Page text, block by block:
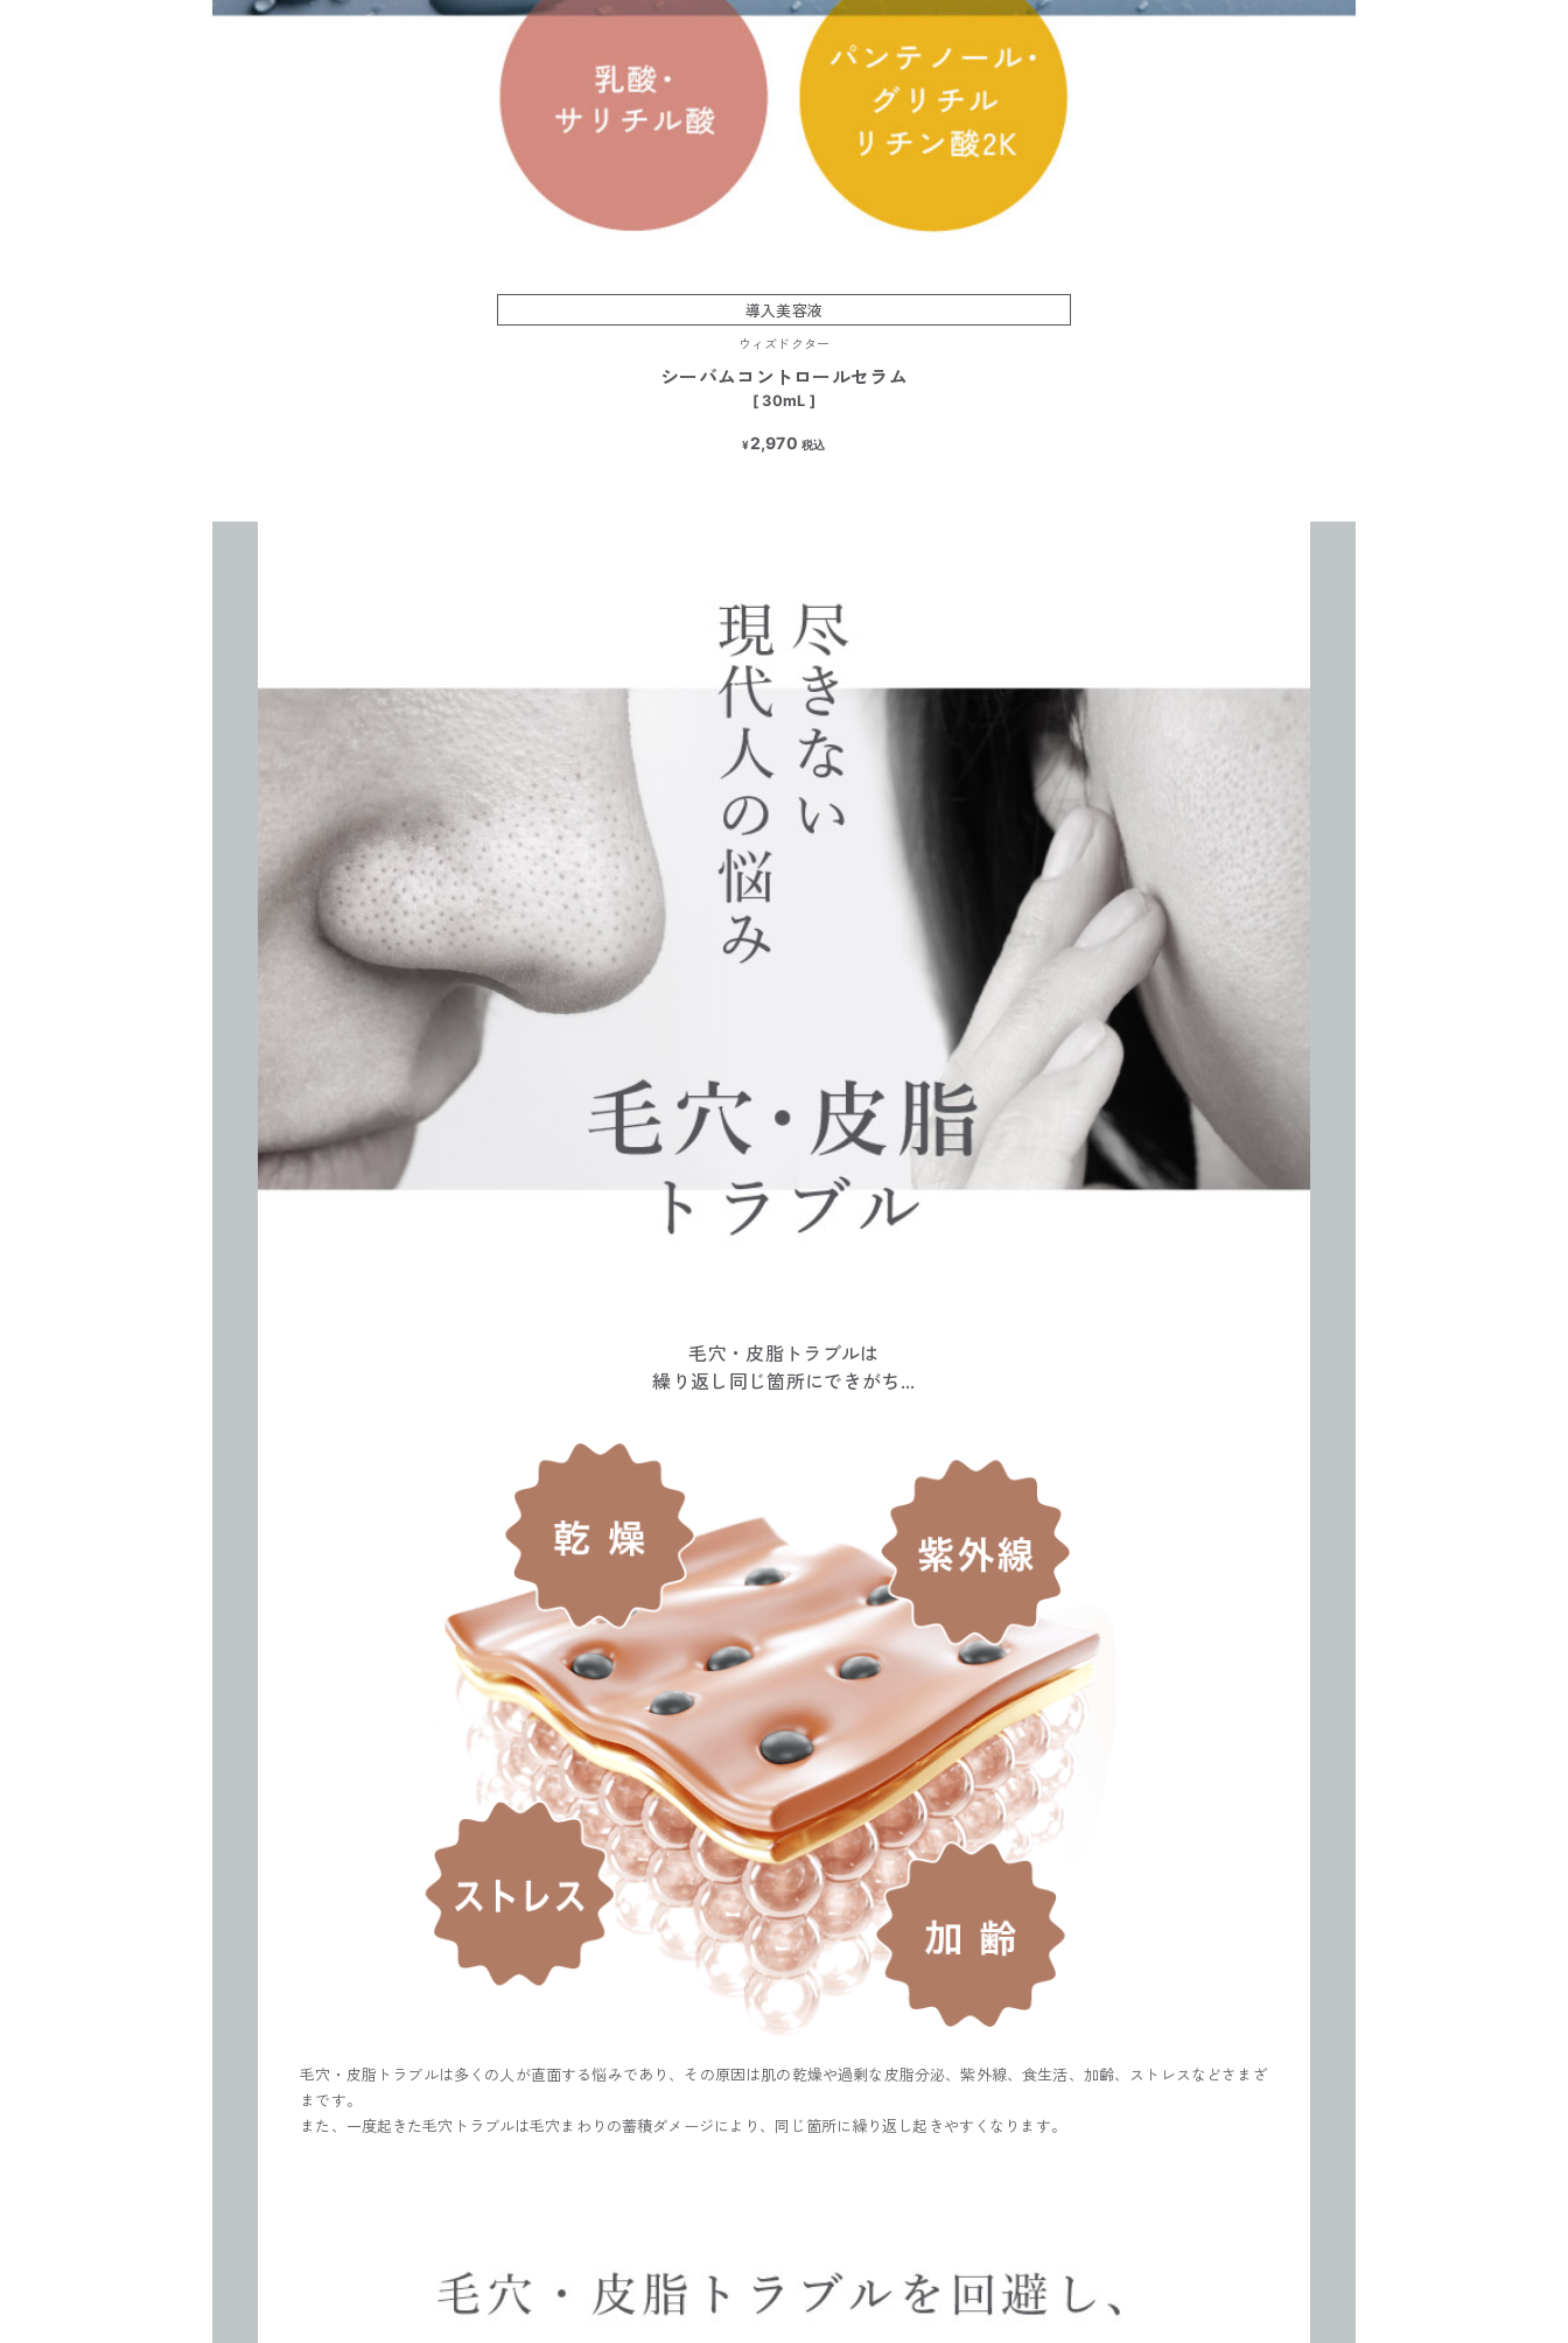
導入美容液
ウィズドクター
シーバムコントロールセラム
[ 30mL ]
¥2,970税込
毛穴・皮脂トラブルは
繰り返し同じ箇所にできがち...
毛穴・皮脂トラブルは多くの人が直面する悩みであり、その原因は肌の乾燥や過剰な皮脂分泌、紫外線、食生活、加齢、ストレスなどさまざ
まです。
また、一度起きた毛穴トラブルは毛穴まわりの蓄積ダメージにより、同じ箇所に繰り返し起きやすく なります。